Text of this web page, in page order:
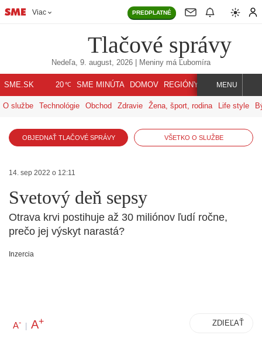
Viac PREDPLATNÉ
Tlačové správy
Nedeľa, 9. august, 2026 | Meniny má Ľubomíra
SME.SK 20℃ SME MINÚTA DOMOV REGIÓNY INDEX SVET
MENU
O službe Technológie Obchod Zdravie Žena, šport, rodina Life style
OBJEDNAŤ TLAČOVÉ SPRÁVY VŠETKO O SLUŽBE
14. sep 2022 o 12:11
Svetový deň sepsy
Otrava krvi postihuje až 30 miliónov ľudí ročne,
prečo jej výskyt narastá?
Inzercia
A- | A+ ZDIEĽAŤ